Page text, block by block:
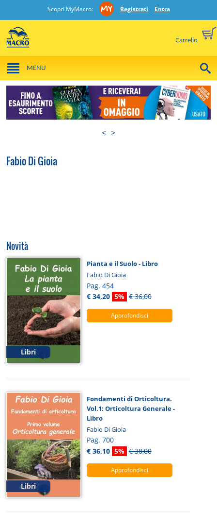
Scopri MyMacro: Registrati Entra
Carrello
MENU
< >
Fabio Di Gioia
Novità
Libri
Pianta e il Suolo - Libro
Fabio Di Gioia
Pag. 454
€ 34,20 5% € 36,00
Approfondisci
Libri
Fondamenti di Orticoltura.
Vol.1: Orticoltura Generale -
Libro
Fabio Di Gioia
Pag. 700
€ 36,10 5% € 38,00
Approfondisci